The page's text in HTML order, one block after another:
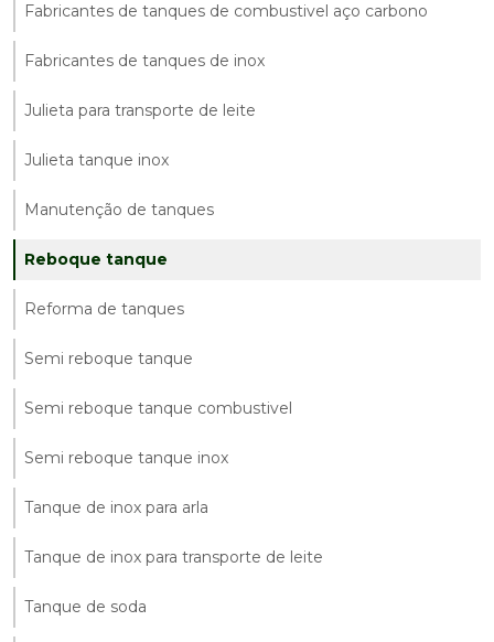
Fabricantes de tanques de combustivel aço carbono
Fabricantes de tanques de inox
Julieta para transporte de leite
Julieta tanque inox
Manutenção de tanques
Reboque tanque
Reforma de tanques
Semi reboque tanque
Semi reboque tanque combustivel
Semi reboque tanque inox
Tanque de inox para arla
Tanque de inox para transporte de leite
Tanque de soda